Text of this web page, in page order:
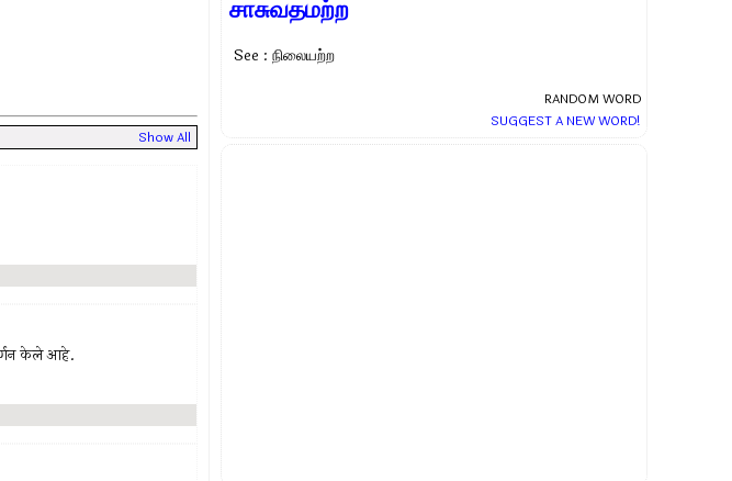
Show All
केले आहे.
சாசுவதமற்ற
See : நிலையற்ற
RANDOM WORD
SUGGEST A NEW WORD!